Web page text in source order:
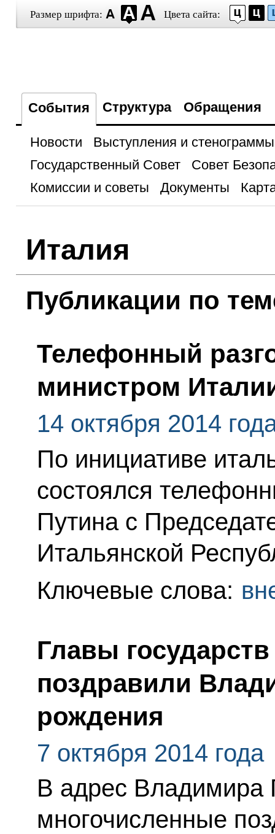
Размер шрифта: Цвета сайта:
События Структура Обращения
Новости
Выступления и стенограммы
Государственный Совет
Совет
Комиссии и советы
Документы
Италия
Публикации по
Телефонный
министром
14 октября 2014
По инициативе
состоялся
Путина с
Итальянской
Ключевые слова:
Главы
поздравили
рождения
7 октября 2014 года
В адрес Владимира
многочисленные